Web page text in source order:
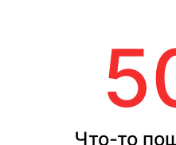
Что-то